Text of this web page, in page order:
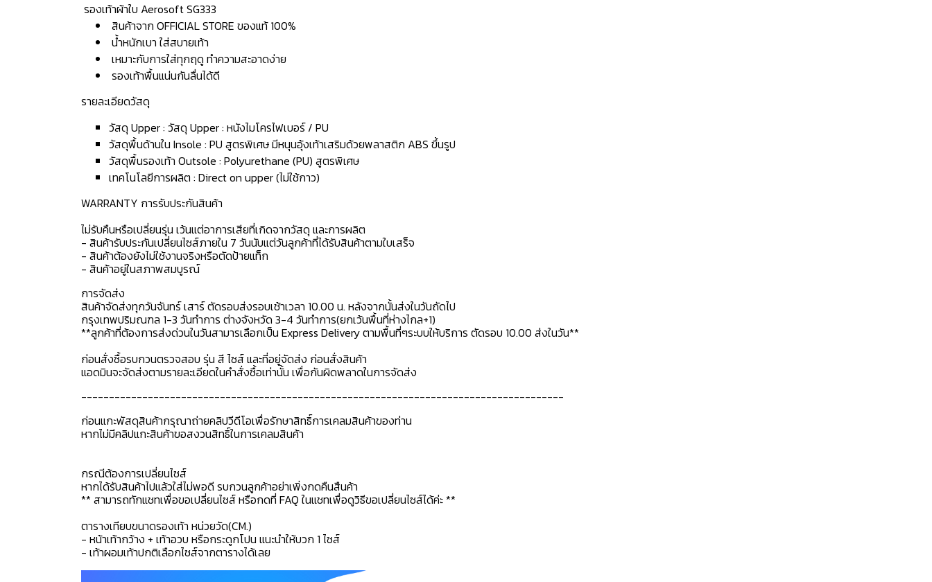
️ รองเท้าผ้าใบ Aerosoft SG333
สินค้าจาก OFFICIAL STORE ของแท้ 100%
น้ำหนักเบา ใส่สบายเท้า
เหมาะกับการใส่ทุกฤดู ทำความสะอาดง่าย
รองเท้าพื้นแน่นกันลื่นได้ดี
รายละเอียดวัสดุ
วัสดุ Upper : วัสดุ Upper : หนังไมโครไฟเบอร์ / PU
วัสดุพื้นด้านใน Insole : PU สูตรพิเศษ มีหนุนอุ้งเท้าเสริมด้วยพลาสติก ABS ขึ้นรูป
วัสดุพื้นรองเท้า Outsole : Polyurethane (PU) สูตรพิเศษ
เทคโนโลยีการผลิต : Direct on upper (ไม่ใช้กาว)
WARRANTY การรับประกันสินค้า
ไม่รับคืนหรือเปลี่ยนรุ่น เว้นแต่อาการเสียที่เกิดจากวัสดุ และการผลิต
- สินค้ารับประกันเปลี่ยนไซส์ภายใน 7 วันนับแต่วันลูกค้าที่ได้รับสินค้าตามใบเสร็จ
- สินค้าต้องยังไม่ใช้งานจริงหรือตัดป้ายแท็ก
- สินค้าอยู่ในสภาพสมบูรณ์
การจัดส่ง
สินค้าจัดส่งทุกวันจันทร์ เสาร์ ตัดรอบส่งรอบเช้าเวลา 10.00 น. หลังจากนั้นส่งในวันถัดไป
กรุงเทพปริมณฑล 1-3 วันทำการ ต่างจังหวัด 3-4 วันทำการ(ยกเว้นพื้นที่ห่างไกล+1)
**ลูกค้าที่ต้องการส่งด่วนในวันสามารเลือกเป็น Express Delivery ตามพื้นที่ๆระบบให้บริการ ตัดรอบ 10.00 ส่งในวัน**
ก่อนสั่งซื้อรบกวนตรวจสอบ รุ่น สี ไซส์ และที่อยู่จัดส่ง ก่อนสั่งสินค้า
แอดมินจะจัดส่งตามรายละเอียดในคำสั่งซื้อเท่านั้น เพื่อกันผิดพลาดในการจัดส่ง
---------------------------------------------------------------------------------------
ก่อนแกะพัสดุสินค้ากรุณาถ่ายคลิปวีดีโอเพื่อรักษาสิทธิ์การเคลมสินค้าของท่าน
หากไม่มีคลิปแกะสินค้าขอสงวนสิทธิ์ในการเคลมสินค้า
กรณีต้องการเปลี่ยนไซส์
หากได้รับสินค้าไปแล้วใส่ไม่พอดี รบกวนลูกค้าอย่าเพิ่งกดคืนสืนค้า
** สามารถทักแชทเพื่อขอเปลี่ยนไซส์ หรือกดที่ FAQ ในแชทเพื่อดูวิธีขอเปลี่ยนไซส์ได้ค่ะ **
ตารางเทียบขนาดรองเท้า หน่วยวัด(CM.)
- หน้าเท้ากว้าง + เท้าอวบ หรือกระดูกโปน แนะนำให้บวก 1 ไซส์
- เท้าผอมเท้าปกติเลือกไซส์จากตารางได้เลย